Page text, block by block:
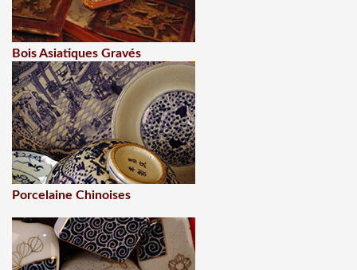
Bois Asiatiques Gravés
Porcelaine Chinoises